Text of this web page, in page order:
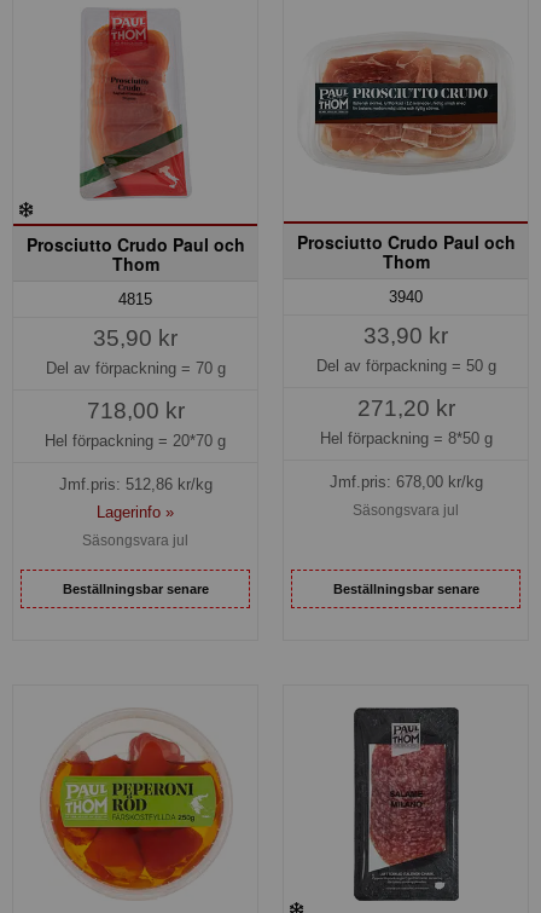
Prosciutto Crudo Paul och
Thom
4815
35,90 kr
Del av förpackning = 70 g
718,00 kr
Hel förpackning = 20*70 g
Jmf.pris: 512,86kr/kg
Lagerinfo »
Säsongsvara jul
Beställningsbar senare
Prosciutto Crudo Paul och
Thom
3940
33,90 kr
Del av förpackning = 50 g
271,20 kr
Hel förpackning = 8*50 g
Jmf.pris: 678,00kr/kg
Säsongsvara jul
Beställningsbar senare